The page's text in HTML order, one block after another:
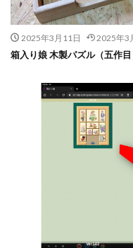
2025年3月11日 2025年3
箱入り娘 木製パズル（五作目